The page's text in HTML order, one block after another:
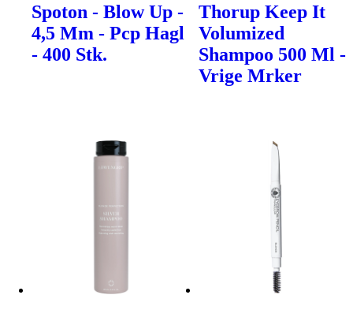
Spoton - Blow Up -
4,5 Mm - Pcp Hagl
- 400 Stk.
Thorup Keep It
Volumized
Shampoo 500 Ml -
Vrige Mrker